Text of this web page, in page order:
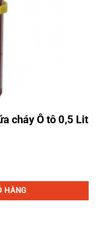
cháy Ô tô 0,5 Lit
Lit số lượng
HÀNG